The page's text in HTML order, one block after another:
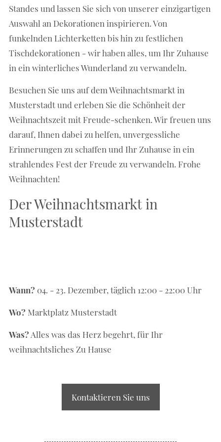
Standes und lassen Sie sich von unserer einzigartigen
Auswahl an Dekorationen inspirieren. Von
funkelnden Lichterketten bis hin zu festlichen
Tischdekorationen - wir haben alles, um Ihr Zuhause
in ein winterliches Wunderland zu verwandeln.
Besuchen Sie uns auf dem Weihnachtsmarkt in
Musterstadt und erleben Sie die Schönheit der
Weihnachtszeit mit Freude-schenken. Wir freuen uns
darauf, Ihnen dabei zu helfen, unvergessliche
Erinnerungen zu schaffen und Ihr Zuhause in ein
strahlendes Fest der Freude zu verwandeln. Frohe
Weihnachten!
Der Weihnachtsmarkt in
Musterstadt
Wann? 04. - 23. Dezember, täglich 12:00 - 22:00 Uhr
Wo? Marktplatz Musterstadt
Was? Alles was das Herz begehrt, für Ihr
weihnachtsliches Zu Hause
Kontaktieren Sie uns